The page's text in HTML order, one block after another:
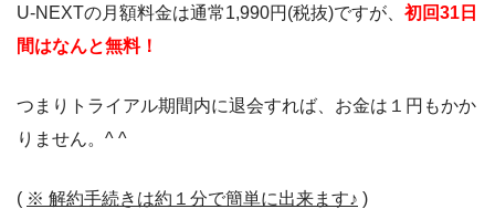
U-NEXTの月額料金は通常1,990円(税抜)ですが、 初回31日
間はなんと無料！
つまりトライアル期間内に退会すれば、お金は１円もかか
りません。^ ^
( ※ 解約手続きは約１分で簡単に出来ます♪ )